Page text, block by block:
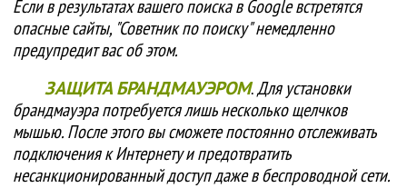
Если в результатах вашего поиска в Google встретятся
опасные сайты, "Советник по поиску" немедленно
предупредит вас об этом.
ЗАЩИТА БРАНДМАУЭРОМ.Для установки
брандмауэра потребуется лишь несколько щелчков
мышью. После этого вы сможете постоянно отслеживать
подключения к Интернету и предотвратить
несанкционированный доступ даже в беспроводной сети.